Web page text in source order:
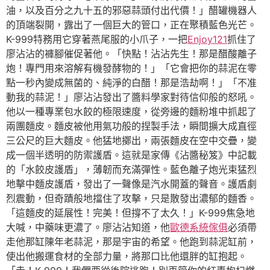
油，以及百分之九十五的邪惡蒜頭付出代價！」醋罐機器人
的頂端裂開，露出了一個巨大的管口，正在聚積藍色光芒。
K-999特務用它穿著燕尾服的小爪子，一把Enjoy121抓住了
廖沾沾的褲腳催促著他。「快點！沾沾先生！那是醋酸離子
炮！專門用來溶解有機發酵物的！」「它會把你的蒜泥在零
點一秒內變成無菌的、純淨的白醋！那是浩劫啊！」「不准
動我的蒜泥！」廖沾沾發出了醬料學家對待信仰般的怒吼。
他以一種專業包水餃的極限速度，從旁邊的麵粉堆中抓起了
兩團麵皮。麵皮被他用氣功般的捏製手法，瞬間擴大成直徑
三公尺的巨大麵皮。他猛地擲出，兩張麵皮在空中交疊，變
成一個半透明的防禦護盾。這就是家傳《沾醬秘笈》中記載
的「水餃皮護盾」，薄韌而充滿彈性。藍色離子炮光束猛烈
地擊中麵皮護盾，發出了一聲像是汽水開蓋的聲音。護盾劇
烈震動，但奇蹟般地擋住了攻擊，只是散發出濃郁的麵香。
「這麵皮的延展性！完美！但撐不了太久！」K-999焦急地
大喊，中藥味更濃了。廖沾沾知道，他歐德系統傢俱必須帶
走他那缸陳年老蒜泥，那是宇宙的希望。他跑到蒜泥缸前，
使出他搬運食材的全部力量，將那口比他還胖的缸抱起。